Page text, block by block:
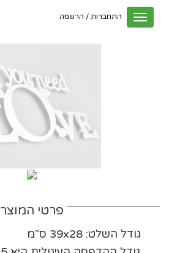
התחברות / הרשמהToggle
navigation
פרטי המוצר
גודל השלט: 39x28 ס"מ